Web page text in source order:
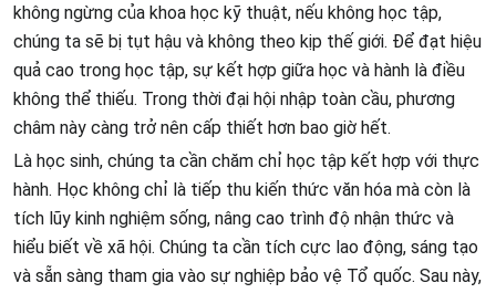
không ngừng của khoa học kỹ thuật, nếu không học tập,
chúng ta sẽ bị tụt hậu và không theo kịp thế giới. Để đạt hiệu
quả cao trong học tập, sự kết hợp giữa học và hành là điều
không thể thiếu. Trong thời đại hội nhập toàn cầu, phương
châm này càng trở nên cấp thiết hơn bao giờ hết.
Là học sinh, chúng ta cần chăm chỉ học tập kết hợp với thực
hành. Học không chỉ là tiếp thu kiến thức văn hóa mà còn là
tích lũy kinh nghiệm sống, nâng cao trình độ nhận thức và
hiểu biết về xã hội. Chúng ta cần tích cực lao động, sáng tạo
và sẵn sàng tham gia vào sự nghiệp bảo vệ Tổ quốc. Sau này,